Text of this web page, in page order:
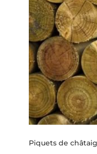
Piquets de